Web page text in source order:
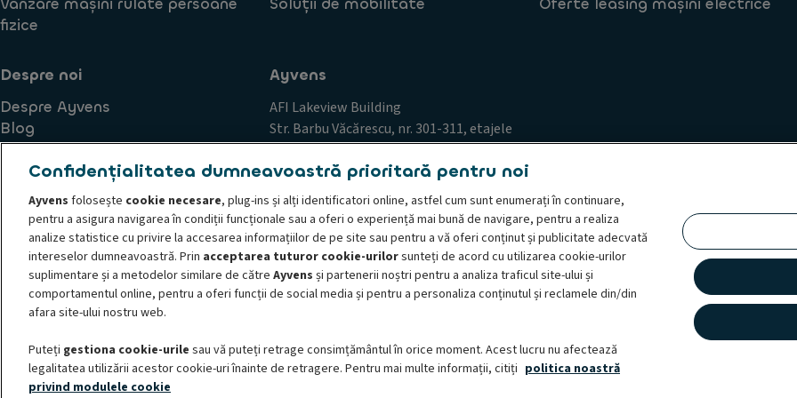
fizice
Despre noi
Despre Ayvens
Blog
Carieră
Ayvens
AFI Lakeview Building
Str. Barbu Văcărescu, nr. 301-311, etajele
12 & 13
Sector 2
București, România
Principii de conduită și etică Politica de cookie-uri Cerere de acces din partea persoanei vizate
Termeni și condiții
Declarație de confidențialitate
Societe Generale Trimite o reclamație Whistleblowing
© 2026 ALD Automotive | LeasePlan anunță noul său brand global de mobilitate, Ayvens, care reunește cele două companii sub o identitate comună.
mobilității sustenabile, oferind servicii de leasing complete, modele de abonament flexibile, servicii de administrare a flotei și soluții de multi-
mari, IMM-uri, persoane fizice autorizate și persoane fizice. Datorită acoperirii extinse, cu prezență directă în 40 de țări, Ayvens își valorifică poziția
tranziție către o economie cu emisii scazute de carbon și de transformare digitală a industriei, prin soluții de mobilitate inovatoare și servicii bazate
Confidențialitatea dumneavoastră prioritară pentru noi
Ayvens folosește cookie necesare, plug-ins și alți identificatori online, astfel cum sunt enumerați în continuare,
pentru a asigura navigarea în condiții funcționale sau a oferi o experiență mai bună de navigare, pentru a realiza
analize statistice cu privire la accesarea informațiilor de pe site sau pentru a vă oferi conținut și publicitate adecvată
intereselor dumneavoastră. Prin acceptarea tuturor cookie-urilorsunteți de acord cu utilizarea cookie-urilor
suplimentare și a metodelor similare de către Ayvens și partenerii noștri pentru a analiza traficul site-ului și
comportamentul online, pentru a oferi funcții de social media și pentru a personaliza conținutul și reclamele din/din
afara site-ului nostru web.
Puteți gestiona cookie-urile sau vă puteți retrage consimțământul în orice moment. Acest lucru nu afectează
legalitatea utilizării acestor cookie-uri înainte de retragere. Pentru mai multe informații, citiți politica noastră
privind modulele cookie